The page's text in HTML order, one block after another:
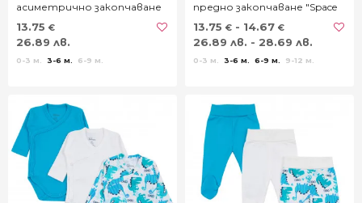
асиметрично закопчаване
"Space cat"
13.75 €
26.89 лв.
0-3 м. 3-6 м. 6-9 м.
предно закопчаване "Space
cat"
13.75 € - 14.67 €
26.89 лв. - 28.69 лв.
0-3 м. 3-6 м. 6-9 м. 9-12 м.